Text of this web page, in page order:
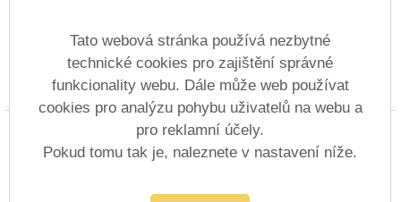
Prohlášení o přístupnosti Mapa webu Cookies
Copyright © 2014 - 2026 Gymnázium a Střední
průmyslová škola Duchcov &
Vitalex Group
Tato webová stránka používá nezbytné
technické cookies pro zajištění správné
funkcionality webu. Dále může web používat
cookies pro analýzu pohybu uživatelů na webu a
pro reklamní účely.
Pokud tomu tak je, naleznete v nastavení níže.